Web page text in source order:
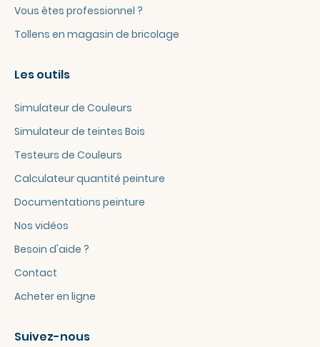
Vous êtes professionnel ?
Tollens en magasin de bricolage
Les outils
Simulateur de Couleurs
Simulateur de teintes Bois
Testeurs de Couleurs
Calculateur quantité peinture
Documentations peinture
Nos vidéos
Besoin d'aide ?
Contact
Acheter en ligne
Suivez-nous